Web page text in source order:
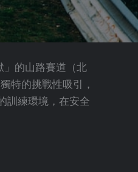
的山路賽道（北
特的挑戰性吸引，
訓練環境，在安全